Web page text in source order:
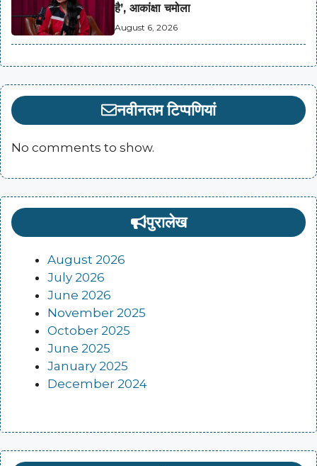
है’, आकांक्षा चमोला
August 6, 2026
नवीनतम टिप्पणियां
No comments to show.
पुरालेख
August 2026
July 2026
June 2026
November 2025
October 2025
June 2025
January 2025
December 2024